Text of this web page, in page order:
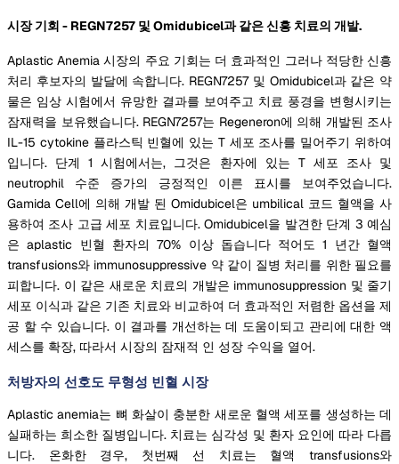
시장 기회 - REGN7257 및 Omidubicel과 같은 신흥 치료의 개발.
Aplastic Anemia 시장의 주요 기회는 더 효과적인 그러나 적당한 신흥
처리 후보자의 발달에 속합니다. REGN7257 및 Omidubicel과 같은 약
물은 임상 시험에서 유망한 결과를 보여주고 치료 풍경을 변형시키는
잠재력을 보유했습니다. REGN7257는 Regeneron에 의해 개발된 조사
IL-15 cytokine 플라스틱 빈혈에 있는 T 세포 조사를 밀어주기 위하여
입니다. 단계 1 시험에서는, 그것은 환자에 있는 T 세포 조사 및
neutrophil 수준 증가의 긍정적인 이른 표시를 보여주었습니다.
Gamida Cell에 의해 개발 된 Omidubicel은 umbilical 코드 혈액을 사
용하여 조사 고급 세포 치료입니다. Omidubicel을 발견한 단계 3 예심
은 aplastic 빈혈 환자의 70% 이상 돕습니다 적어도 1 년간 혈액
transfusions와 immunosuppressive 약 같이 질병 처리를 위한 필요를
피합니다. 이 같은 새로운 치료의 개발은 immunosuppression 및 줄기
세포 이식과 같은 기존 치료와 비교하여 더 효과적인 저렴한 옵션을 제
공 할 수 있습니다. 이 결과를 개선하는 데 도움이되고 관리에 대한 액
세스를 확장, 따라서 시장의 잠재적 인 성장 수익을 열어.
처방자의 선호도 무형성 빈혈 시장
Aplastic anemia는 뼈 화살이 충분한 새로운 혈액 세포를 생성하는 데
실패하는 희소한 질병입니다. 치료는 심각성 및 환자 요인에 따라 다릅
니다. 온화한 경우, 첫번째 선 치료는 혈액 transfusions와